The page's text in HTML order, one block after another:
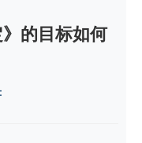
》的目标如何